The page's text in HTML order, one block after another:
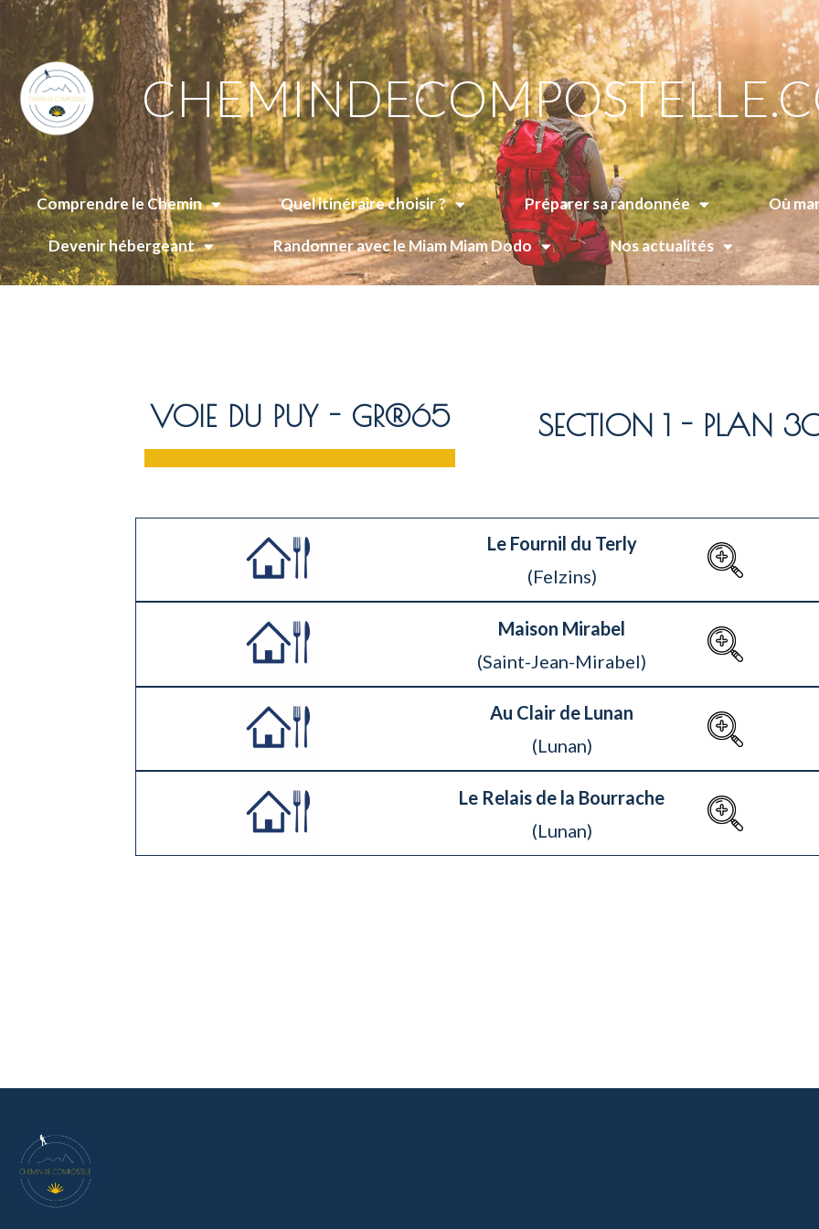
Comprendre le Chemin Quel itinéraire choisir ? Préparer sa randonnée Où
Devenir hébergeant Randonner avec le Miam Miam Dodo Nos actualités
VOIE DU PUY - GR®65 SECTION 1 - PLAN
Le Fournil du Terly
(Felzins)
Maison Mirabel
(Saint-Jean-Mirabel)
Au Clair de Lunan
(Lunan)
Le Relais de la Bourrache
(Lunan)